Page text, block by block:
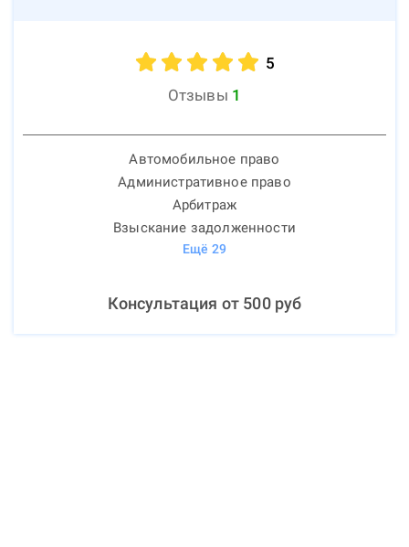
5
Отзывы 1
Автомобильное право
Административное право
Арбитраж
Взыскание задолженности
Ещё 29
Консультация от 500руб